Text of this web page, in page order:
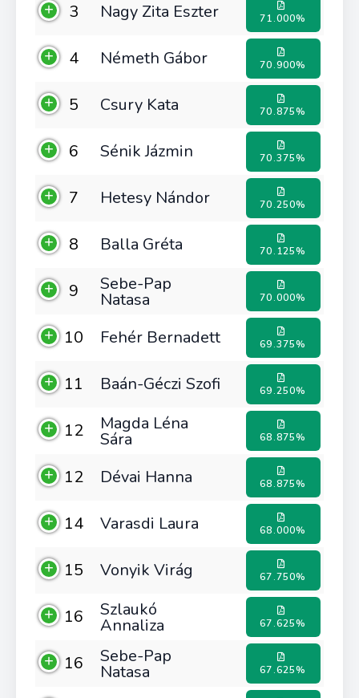
3 Nagy Zita Eszter 71.000%
4 Németh Gábor 70.900%
5 Csury Kata 70.875%
6 Sénik Jázmin 70.375%
7 Hetesy Nándor 70.250%
8 Balla Gréta 70.125%
9 Sebe-Pap
Natasa 70.000%
10 Fehér Bernadett 69.375%
11 Baán-Géczi Szofi 69.250%
12 Magda Léna
Sára 68.875%
12 Dévai Hanna 68.875%
14 Varasdi Laura 68.000%
15 Vonyik Virág 67.750%
16 Szlaukó
Annaliza 67.625%
16 Sebe-Pap
Natasa 67.625%